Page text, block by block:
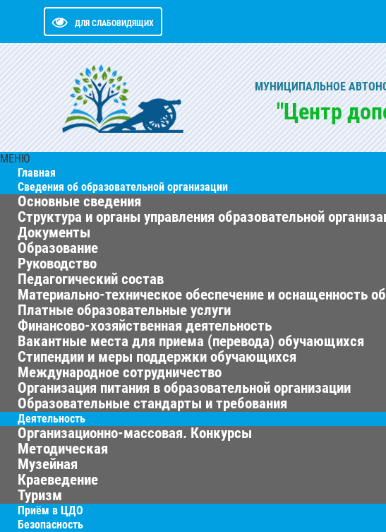
ДЛЯ СЛАБОВИДЯЩИХ
МУНИЦИПАЛЬНОЕ
"Центр
МЕНЮ
Главная
Сведения об образовательной организации
Основные сведения
Структура и органы управления образовательной
Документы
Образование
Руководство
Педагогический состав
Материально-техническое обеспечение и оснащенность
Платные образовательные услуги
Финансово-хозяйственная деятельность
Вакантные места для приема (перевода) обучающихся
Стипендии и меры поддержки обучающихся
Международное сотрудничество
Организация питания в образовательной организации
Образовательные стандарты и требования
Деятельность
Организационно-массовая. Конкурсы
Методическая
Музейная
Краеведение
Туризм
Приём в ЦДО
Безопасность